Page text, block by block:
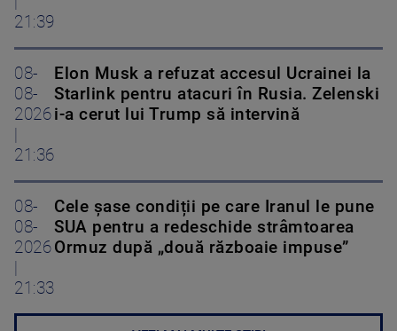
21:39
08-
08-
2026
21:36
Elon Musk a refuzat accesul Ucrainei la
Starlink pentru atacuri în Rusia. Zelenski
i-a cerut lui Trump să intervină
08-
08-
2026
21:33
Cele șase condiții pe care Iranul le pune
SUA pentru a redeschide strâmtoarea
Ormuz după „două războaie impuse”